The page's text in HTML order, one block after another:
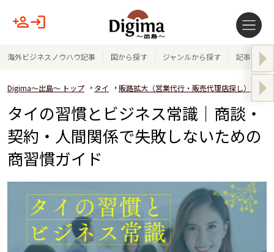
海外ビジネスノウハウ記事 国から探す ジャンルから探す 記事テー
Digima～出島～ トップ タイ 販路拡大（営業代行・販売代理店探し） タ
タイの習慣とビジネス常識｜商談・
契約・人間関係で失敗しないための
商習慣ガイド